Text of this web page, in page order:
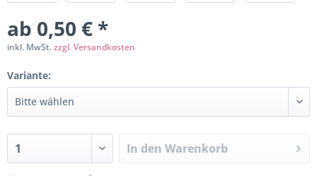
ab 0,50 € *
inkl. MwSt.zzgl. Versandkosten
Variante:
In den Warenkorb